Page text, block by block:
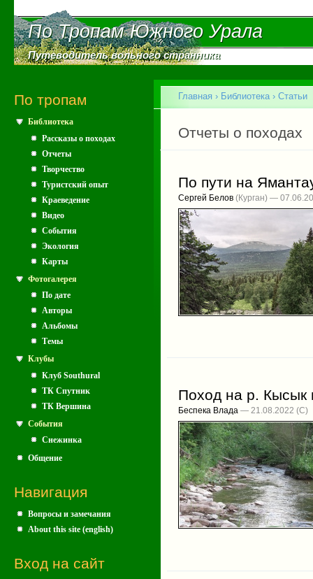
По Тропам Южного Урала
По Тропам Южного Урала
Путеводитель вольного странника
Путеводитель вольного странника
По тропам
Библиотека
Рассказы о походах
Отчеты
Творчество
Туристский опыт
Краеведение
Видео
События
Экология
Карты
Фотогалерея
По дате
Авторы
Альбомы
Темы
Клубы
Клуб Southural
ТК Спутник
ТК Вершина
События
Снежинка
Общение
Навигация
Вопросы и замечания
About this site (english)
Вход на сайт
Вы здесь
Главная › Библиотека › Статьи
Отчеты о походах
Главные вкладки
По пути на
Сергей Белов (Курган) —
Поход на р.
Беспека Влада — 21.08.2022